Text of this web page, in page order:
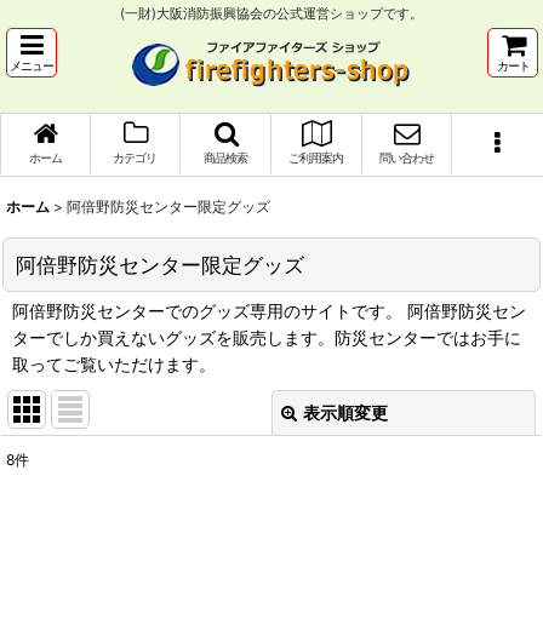
(一財)大阪消防振興協会の公式運営ショップです。
メニュー カート
ホーム カテゴリ 商品検索 ご利用案内 問い合わせ
ホーム > 阿倍野防災センター限定グッズ
阿倍野防災センター限定グッズ
阿倍野防災センターでのグッズ専用のサイトです。 阿倍野防災セン
ターでしか買えないグッズを販売します。防災センターではお手に
取ってご覧いただけます。
表示順変更
8件